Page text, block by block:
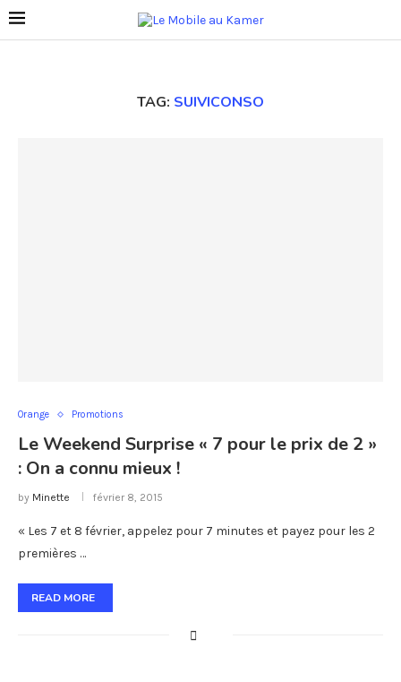
TAG: SUIVICONSO
Orange Promotions
Le Weekend Surprise « 7 pour le prix de 2 »
: On a connu mieux !
by Minette février 8, 2015
« Les 7 et 8 février, appelez pour 7 minutes et payez pour les 2
premières …
READ MORE